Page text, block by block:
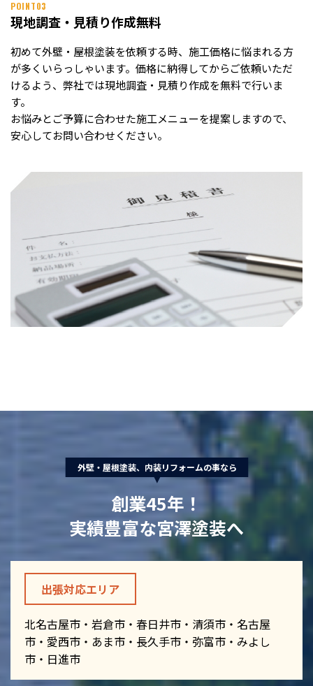
POINT03
現地調査・見積り作成無料
初めて外壁・屋根塗装を依頼する時、施工価格に悩まれる方
が多くいらっしゃいます。価格に納得してからご依頼いただ
けるよう、弊社では現地調査・見積り作成を無料で行いま
す。
お悩みとご予算に合わせた施工メニューを提案しますので、
安心してお問い合わせください。
外壁・屋根塗装、内装リフォームの事なら
創業45年！
実績豊富な宮澤塗装へ
出張対応エリア
北名古屋市・岩倉市・春日井市・清須市・名古屋
市・愛西市・あま市・長久手市・弥富市・みよし
市・日進市